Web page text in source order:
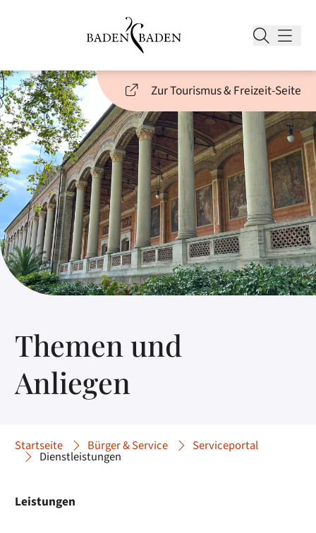
Zur Tourismus & Freizeit-Seite
Themen und
Anliegen
Startseite Bürger & Service Serviceportal
Dienstleistungen
Leistungen